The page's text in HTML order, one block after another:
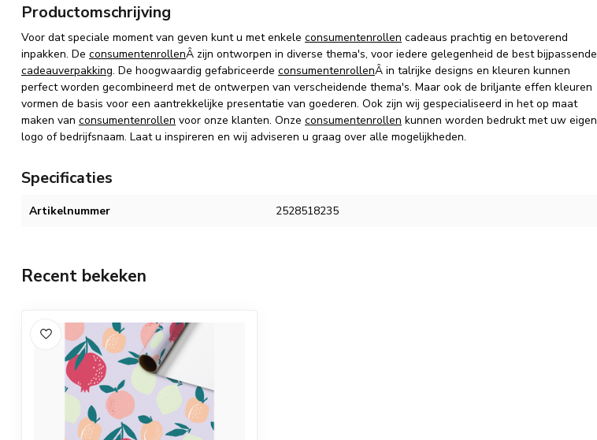
Productomschrijving
Voor dat speciale moment van geven kunt u met enkele consumentenrollen cadeaus prachtig en betoverend
inpakken. De consumentenrollenÂ zijn ontworpen in diverse thema's, voor iedere gelegenheid de best bijpassende
cadeauverpakking. De hoogwaardig gefabriceerde consumentenrollenÂ in talrijke designs en kleuren kunnen
perfect worden gecombineerd met de ontwerpen van verscheidende thema's. Maar ook de briljante effen kleuren
vormen de basis voor een aantrekkelijke presentatie van goederen. Ook zijn wij gespecialiseerd in het op maat
maken van consumentenrollen voor onze klanten. Onze consumentenrollen kunnen worden bedrukt met uw eigen
logo of bedrijfsnaam. Laat u inspireren en wij adviseren u graag over alle mogelijkheden.
Specificaties
Artikelnummer 2528518235
Recent bekeken